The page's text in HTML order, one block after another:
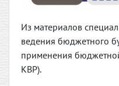
Из материалов
ведения бюджетного
применения
КВР).